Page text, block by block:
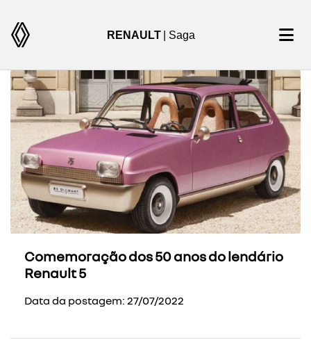
RENAULT | Saga
Comemoração dos 50 anos do lendário
Renault 5
Data da postagem: 27/07/2022